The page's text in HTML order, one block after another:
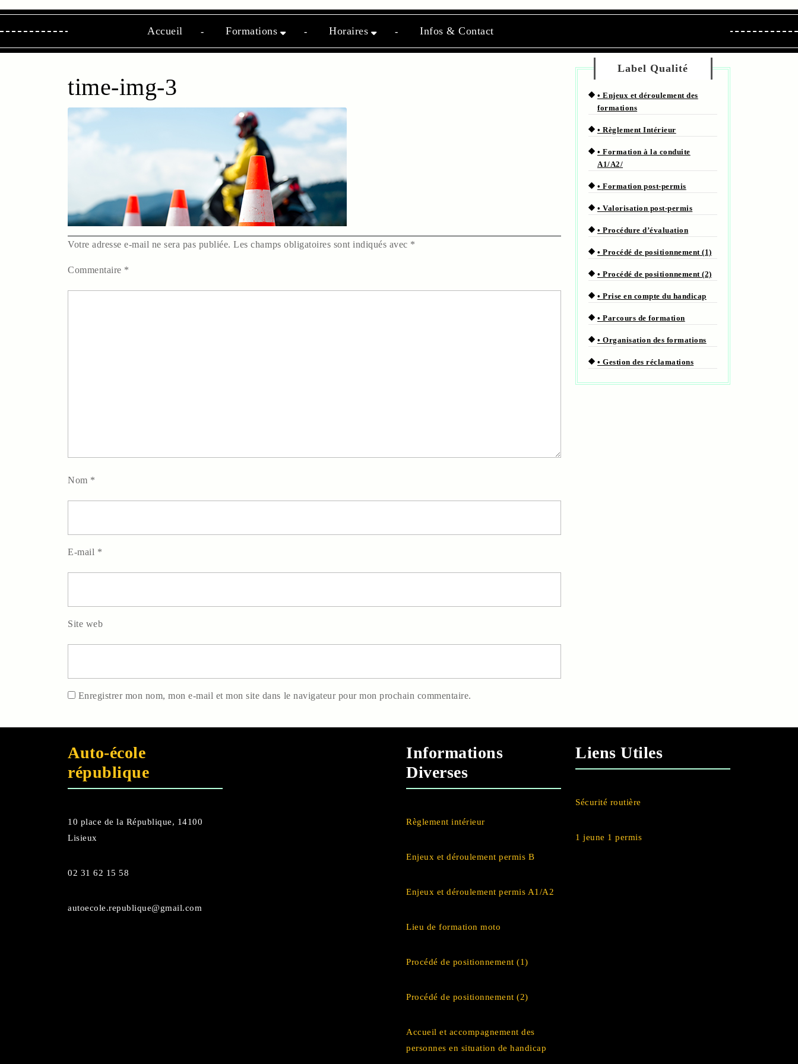
contenu
Accueil Formations Horaires Infos & Contact
time-img-3
Votre adresse e-mail ne sera pas publiée. Les champs obligatoires sont indiqués avec *
Commentaire *
Nom *
E-mail *
Site web
Enregistrer mon nom, mon e-mail et mon site dans le navigateur pour mon prochain commentaire.
Label Qualité
• Enjeux et déroulement des
formations
• Règlement Intérieur
• Formation à la conduite
A1/A2/
• Formation post-permis
• Valorisation post-permis
• Procédure d’évaluation
• Procédé de positionnement (1)
• Procédé de positionnement (2)
• Prise en compte du handicap
• Parcours de formation
• Organisation des formations
• Gestion des réclamations
Auto-école
république
10 place de la République, 14100
Lisieux
02 31 62 15 58
autoecole.republique@gmail.com
Informations
Diverses
Règlement intérieur
Enjeux et déroulement permis B
Enjeux et déroulement permis A1/A2
Lieu de formation moto
Procédé de positionnement (1)
Procédé de positionnement (2)
Accueil et accompagnement des
personnes en situation de handicap
Liens Utiles
Sécurité routière
1 jeune 1 permis